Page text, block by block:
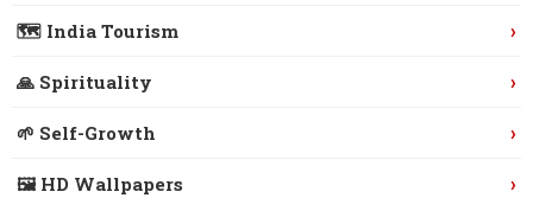
🗺️ India Tourism ›
🙏 Spirituality ›
🌱 Self-Growth ›
🖼️ HD Wallpapers ›